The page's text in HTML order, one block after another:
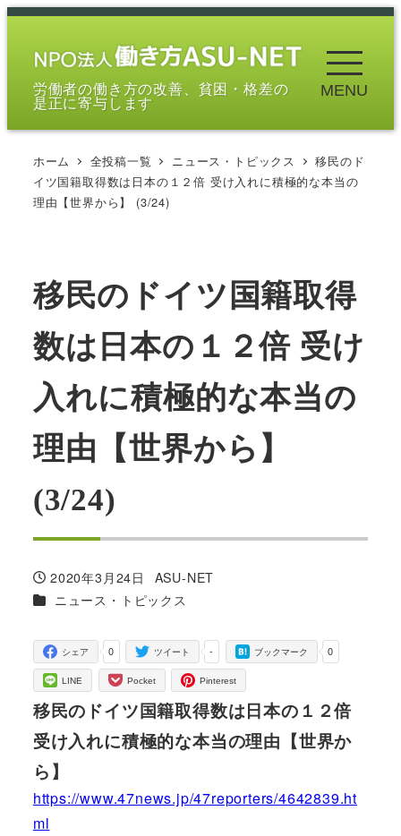
メ
労働者の働き方の改善、貧困・格差の
是正に寄与します
MENU
ホーム 全投稿一覧 ニュース・トピックス
移民のド
イツ国籍取得数は日本の１２倍 受け入れに積極的な本当の
理由【世界から】 (3/24)
移民のドイツ国籍取得
数は日本の１２倍 受け
入れに積極的な本当の
理由【世界から】
(3/24)
投稿日
2020年3月24日
著
者
ASU-NET
カテゴリー
ニュース・トピックス
0
シェア -
ツイート 0
ブックマーク
LINE Pocket Pinterest
移民のドイツ国籍取得数は日本の１２倍
受け入れに積極的な本当の理由【世界か
ら】
https://www.47news.jp/47reporters/4642839.ht
ml